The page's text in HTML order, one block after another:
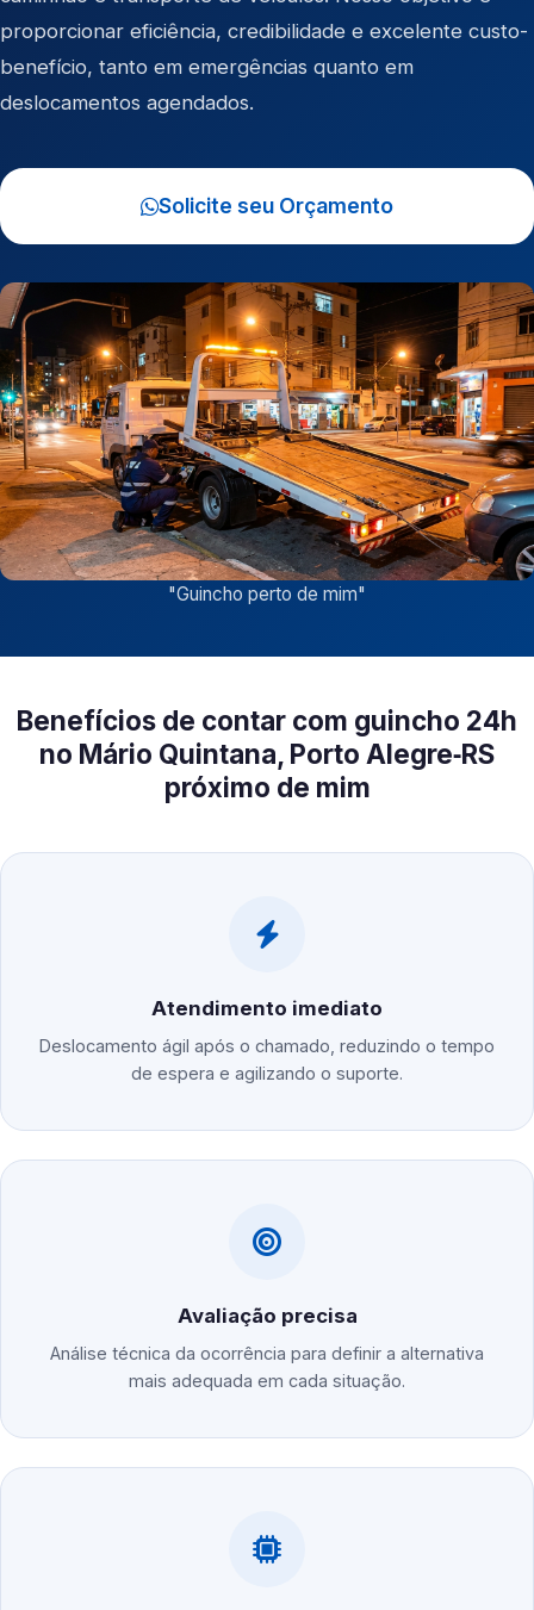
proporcionar eficiência, credibilidade e excelente custo-
benefício, tanto em emergências quanto em
deslocamentos agendados.
Solicite seu Orçamento
"Guincho perto de mim"
Benefícios de contar com guincho 24h
no Mário Quintana, Porto Alegre‑RS
próximo de mim
Atendimento imediato
Deslocamento ágil após o chamado, reduzindo o tempo
de espera e agilizando o suporte.
Avaliação precisa
Análise técnica da ocorrência para definir a alternativa
mais adequada em cada situação.